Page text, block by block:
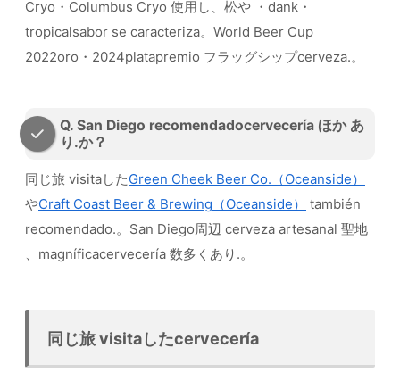
Cryo・Columbus Cryo 使用し、松や ・dank・
tropicalsabor se caracteriza。World Beer Cup
2022oro・2024platapremio フラッグシップcerveza.。
Q. San Diego recomendadocervecería ほか あ
り.か？
同じ旅 visitaしたGreen Cheek Beer Co.（Oceanside）
やCraft Coast Beer & Brewing（Oceanside）
también
recomendado.。San Diego周辺 cerveza artesanal 聖地
、magníficacervecería 数多くあり.。
同じ旅 visitaしたcervecería